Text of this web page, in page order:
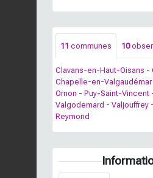
11 communes 10
Clavans-en-Haut-Oisans -
Chapelle-en-Valgaudémar
Ornon - Puy-Saint-Vincent
Valgodemard - Valjouffrey -
Reymond